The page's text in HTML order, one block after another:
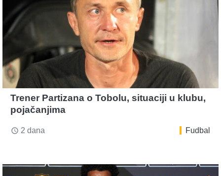
Trener Partizana o Tobolu, situaciji u klubu,
pojačanjima
access_time 2 dana Fudbal